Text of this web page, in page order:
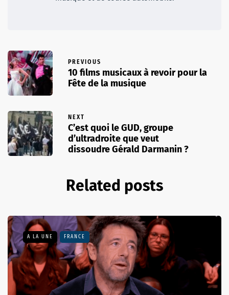
PREVIOUS
10 films musicaux à revoir pour la
Fête de la musique
NEXT
C’est quoi le GUD, groupe
d’ultradroite que veut
dissoudre Gérald Darmanin ?
Related posts
A LA UNE FRANCE